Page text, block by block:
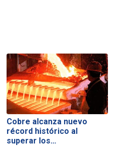
Cobre alcanza nuevo
récord histórico al
superar los…